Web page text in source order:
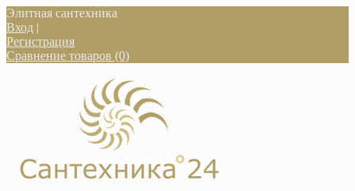
Элитная сантехника
Вход |
Регистрация
Сравнение товаров (0)